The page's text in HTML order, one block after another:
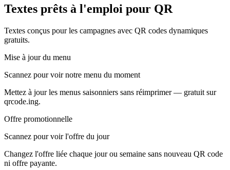
Textes prêts à l'emploi pour QR
Textes conçus pour les campagnes avec QR codes dynamiques
gratuits.
Mise à jour du menu
Scannez pour voir notre menu du moment
Mettez à jour les menus saisonniers sans réimprimer — gratuit sur
qrcode.ing.
Offre promotionnelle
Scannez pour voir l'offre du jour
Changez l'offre liée chaque jour ou semaine sans nouveau QR code
ni offre payante.